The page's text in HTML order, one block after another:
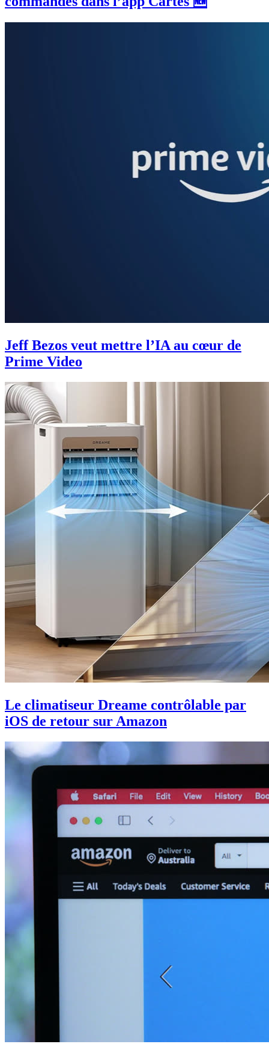
Jeff Bezos veut mettre l’IA au cœur de
Prime Video
Le climatiseur Dreame contrôlable par
iOS de retour sur Amazon